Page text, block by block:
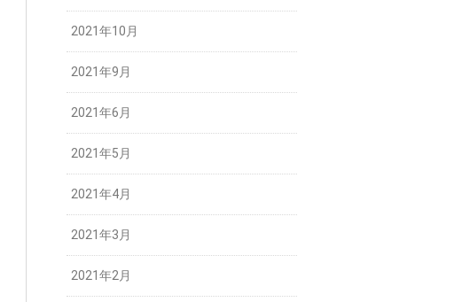
2021年10月
2021年9月
2021年6月
2021年5月
2021年4月
2021年3月
2021年2月